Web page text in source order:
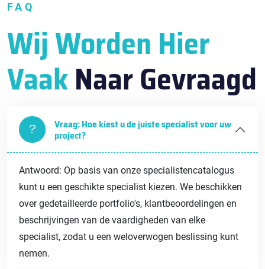
FAQ
Wij Worden Hier
VaakNaar Gevraagd
Vraag: Hoe kiest u de juiste specialist voor uw
project?
Antwoord: Op basis van onze specialistencatalogus
kunt u een geschikte specialist kiezen. We beschikken
over gedetailleerde portfolio's, klantbeoordelingen en
beschrijvingen van de vaardigheden van elke
specialist, zodat u een weloverwogen beslissing kunt
nemen.